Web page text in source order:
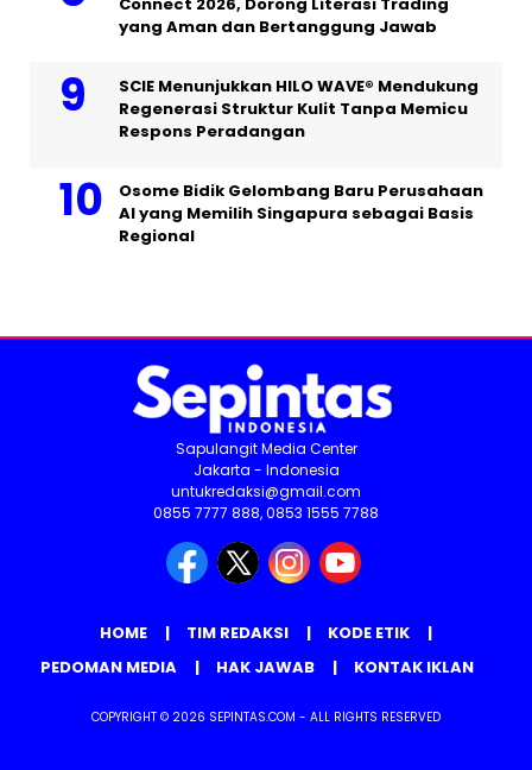
yang Aman dan Bertanggung Jawab
SCIE Menunjukkan HILO WAVE® Mendukung
Regenerasi Struktur Kulit Tanpa Memicu
Respons Peradangan
Osome Bidik Gelombang Baru Perusahaan
AI yang Memilih Singapura sebagai Basis
Regional
Sapulangit Media Center
Jakarta - Indonesia
untukredaksi@gmail.com
0855 7777 888, 0853 1555 7788
HOME TIM REDAKSI
KODE ETIK
PEDOMAN MEDIA
HAK JAWAB KONTAK IKLAN
COPYRIGHT © 2026 SEPINTAS.COM - ALL RIGHTS RESERVED